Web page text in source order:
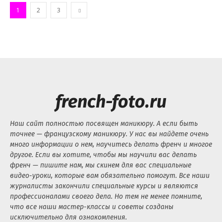
1 2 3
french-foto.ru
Наш сайт полностью посвящен маникюру. А если быть
точнее — французскому маникюру. У нас вы найдете очень
много информации о нем, научитесь делать френч и многое
другое. Если вы хотите, чтобы мы научили вас делать
френч — пишите нам, мы скинем для вас специальные
видео-уроки, которые вам обязательно помогут. Все наши
журналисты закончили специальные курсы и являются
профессионалами своего дела. Но тем не менее помните,
что все наши мастер-классы и советы созданы
исключительно для ознакомления.